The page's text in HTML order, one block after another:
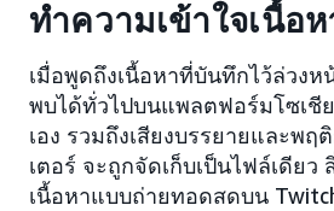
ทำความเข้าใจเนื้อห
เมื่อพูดถึงเนื้อหาที่บันทึกไว้ล่วง
พบได้ทั่วไปบนแพลตฟอร์มโซเชี
เอง รวมถึงเสียงบรรยายและพฤ
เตอร์ จะถูกจัดเก็บเป็นไฟล์เดียว
เนื้อหาแบบถ่ายทอดสดบน